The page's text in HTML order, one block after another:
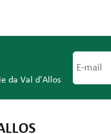
da Val d'Allos